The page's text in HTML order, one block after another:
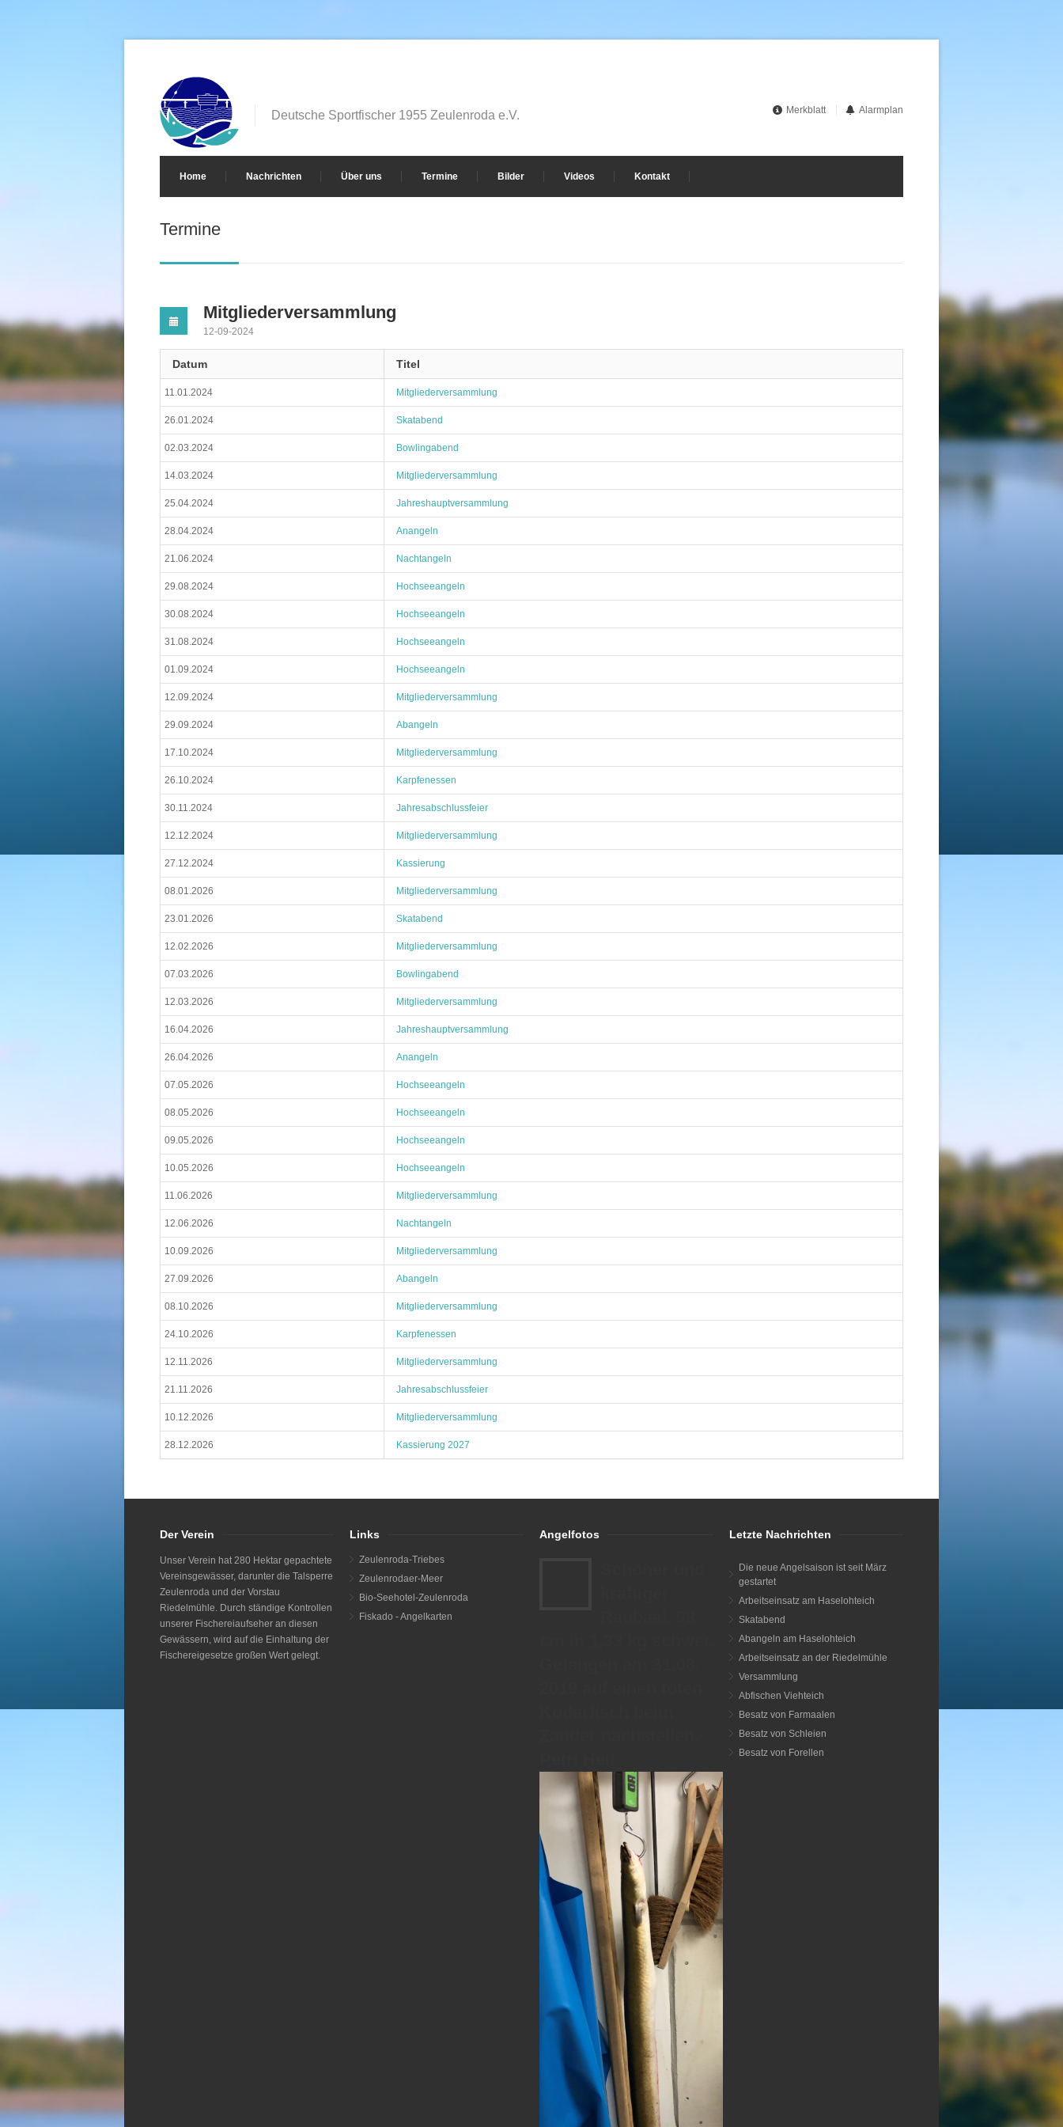
Deutsche Sportfischer 1955 Zeulenroda e.V. Merkblatt Alarmplan
Home Nachrichten Über uns Termine Bilder Videos Kontakt
Termine
Mitgliederversammlung
12-09-2024
Datum Titel
11.01.2024 Mitgliederversammlung
26.01.2024 Skatabend
02.03.2024 Bowlingabend
14.03.2024 Mitgliederversammlung
25.04.2024 Jahreshauptversammlung
28.04.2024 Anangeln
21.06.2024 Nachtangeln
29.08.2024 Hochseeangeln
30.08.2024 Hochseeangeln
31.08.2024 Hochseeangeln
01.09.2024 Hochseeangeln
12.09.2024 Mitgliederversammlung
29.09.2024 Abangeln
17.10.2024 Mitgliederversammlung
26.10.2024 Karpfenessen
30.11.2024 Jahresabschlussfeier
12.12.2024 Mitgliederversammlung
27.12.2024 Kassierung
08.01.2026 Mitgliederversammlung
23.01.2026 Skatabend
12.02.2026 Mitgliederversammlung
07.03.2026 Bowlingabend
12.03.2026 Mitgliederversammlung
16.04.2026 Jahreshauptversammlung
26.04.2026 Anangeln
07.05.2026 Hochseeangeln
08.05.2026 Hochseeangeln
09.05.2026 Hochseeangeln
10.05.2026 Hochseeangeln
11.06.2026 Mitgliederversammlung
12.06.2026 Nachtangeln
10.09.2026 Mitgliederversammlung
27.09.2026 Abangeln
08.10.2026 Mitgliederversammlung
24.10.2026 Karpfenessen
12.11.2026 Mitgliederversammlung
21.11.2026 Jahresabschlussfeier
10.12.2026 Mitgliederversammlung
28.12.2026 Kassierung 2027
Der Verein
Unser Verein hat 280 Hektar gepachtete
Vereinsgewässer, darunter die Talsperre
Zeulenroda und der Vorstau
Riedelmühle. Durch ständige Kontrollen
unserer Fischereiaufseher an diesen
Gewässern, wird auf die Einhaltung der
Fischereigesetze großen Wert gelegt.
Links
Zeulenroda-Triebes
Zeulenrodaer-Meer
Bio-Seehotel-Zeulenroda
Fiskado - Angelkarten
Angelfotos Letzte Nachrichten
Die neue Angelsaison ist seit März
gestartet
Arbeitseinsatz am Haselohteich
Skatabend
Abangeln am Haselohteich
Arbeitseinsatz an der Riedelmühle
Versammlung
Abfischen Viehteich
Besatz von Farmaalen
Besatz von Schleien
Besatz von Forellen